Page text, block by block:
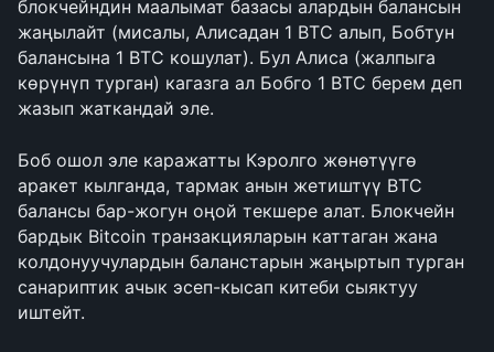
блокчейндин маалымат базасы алардын балансын
жаңылайт (мисалы, Алисадан 1 BTC алып, Бобтун
балансына 1 BTC кошулат). Бул Алиса (жалпыга
көрүнүп турган) кагазга ал Бобго 1 BTC берем деп
жазып жаткандай эле.
Боб ошол эле каражатты Кэролго жөнөтүүгө
аракет кылганда, тармак анын жетиштүү BTC
балансы бар-жогун оңой текшере алат. Блокчейн
бардык Bitcoin транзакцияларын каттаган жана
колдонуучулардын баланстарын жаңыртып турган
санариптик ачык эсеп-кысап китеби сыяктуу
иштейт.